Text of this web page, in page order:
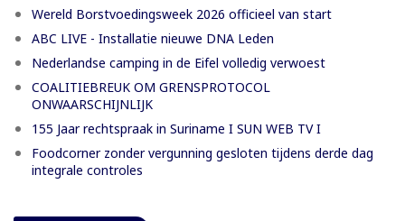
Wereld Borstvoedingsweek 2026 officieel van start
ABC LIVE - Installatie nieuwe DNA Leden
Nederlandse camping in de Eifel volledig verwoest
COALITIEBREUK OM GRENSPROTOCOL
ONWAARSCHIJNLIJK
155 Jaar rechtspraak in Suriname I SUN WEB TV I
Foodcorner zonder vergunning gesloten tijdens derde dag
integrale controles